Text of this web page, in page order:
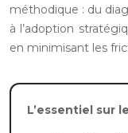
méthodique : du
à l’adoption
en minimisant les
L’essentiel sur